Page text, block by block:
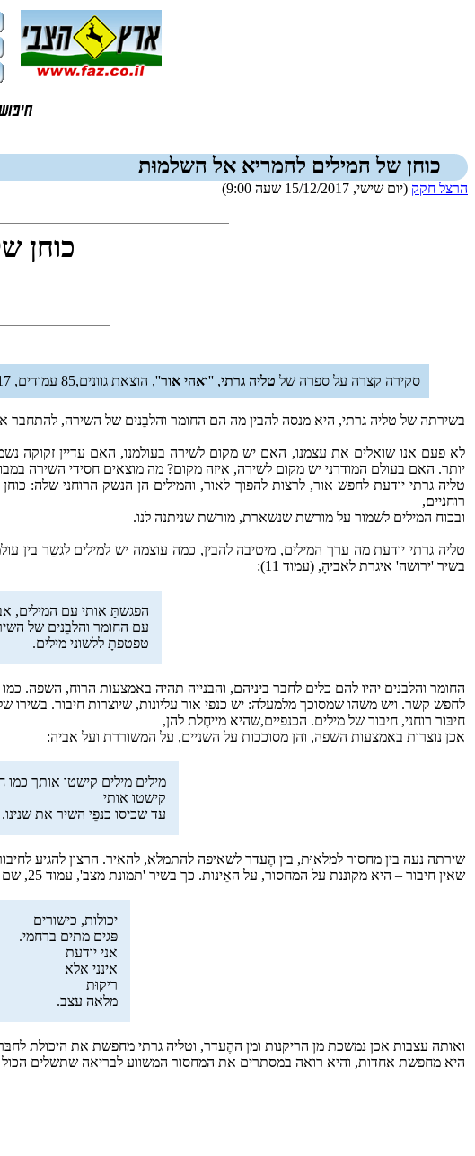
כוחן של המילים להמריא אל השלמוּת
הרצל חקק (יום שישי, 15/12/2017 שעה 9:00)
כוחן
סקירה קצרה על ספרה של טליה גרתי, ''ואהי אור'', הוצאת גוונים,85 עמודים, 2017.
בשירתה של טליה גרתי, היא מנסה להבין מה הם החומר והלבֵנים של השירה, להתחבר
לא פעם אנו שואלים את עצמנו, האם יש מקום לשירה בעולמנו, האם עדיין זקוקה
יותר. האם בעולם המודרני יש מקום לשירה, איזה מקום? מה מוצאים חסידי השירה
טליה גרתי יודעת לחפש אור, לרצות להפוך לאור, והמילים הן הנשק הרוחני שלה:
רוחניים,
ובכוח המילים לשמור על מורשת שנשארת, מורשת שניתנה לנו.
טליה גרתי יודעת מה ערך המילים, מיטיבה להבין, כמה עוצמה יש למילים לגשֵר בין
בשיר 'ירושה' איגרת לאביהָ, (עמוד 11):
הפגשתָּ אותי עם המילים,
עם החומר והלבֵנים של
טפטפתָ ללשוני מילים.
החומר והלבנים יהיו להם כלים לחבר ביניהם, והבנייה תהיה באמצעות הרוח, השפה.
לחפש קשר. ויש משהו שמסוכך מלמעלה: יש כנפי אור עליונות, שיוצרות חיבור.
חיבּור רוחני, חיבור של מילים. הכנפיים,שהיא מייחֶלת להן,
אכן נוצרות באמצעות השפה, והן מסוככות על השניים, על המשוררת ועל אביה:
מילים מילים קישטו אותך כמו
קישטו אותי
עד שכיסו כנפֵי השיר את שנינו.
שירתה נעה בין מחסור למלאוּת, בין הֶעדר לשאיפה להתמלא, להאיר. הרצון להגיע
שאין חיבור – היא מקוננת על המחסור, על האֵינות. כך בשיר 'תמונת מצב', עמוד 25, שם היא כותבת:
יכולות, כישורים
פּגים מתים ברחמי.
אני יודעת
אינני אלא
ריקוּת
מלאה עצב.
ואותה עצבות אכן נמשכת מן הריקנות ומן ההֶעדר, וטליה גרתי מחפשת את היכולת
היא מחפשת אחדות, והיא רואה במסתרים את המחסור המשווע לבריאה שתשלים הכול שתבנה את